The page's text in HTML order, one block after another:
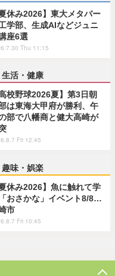
夏休み2026】東大メタバー
学部、生成AIなどジュニ
座6選
Thu 11:15
生活・健康
高校野球2026夏】第3日朝
は東海大甲府が勝利、午
部で八幡商と健大高崎が
Fri 12:45
趣味・娯楽
夏休み2026】魚に触れて学
おさかな」イベント8/8…
市
Fri 10:45